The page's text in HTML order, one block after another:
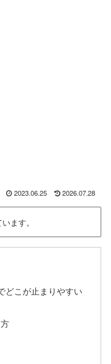
2023.06.25 2026.07.28
ます。
どこが止まりやすい